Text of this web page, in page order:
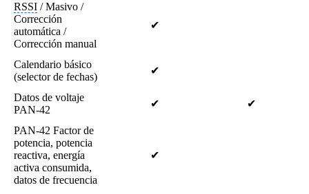
RSSI /Masivo/
Corrección
automática/
Corrección manual
✔
Calendario básico
(selector de fechas)
✔
Datos de voltaje
PAN-42
✔ ✔
PAN-42 Factor de
potencia, potencia
reactiva, energía
activa consumida,
datos de frecuencia
✔